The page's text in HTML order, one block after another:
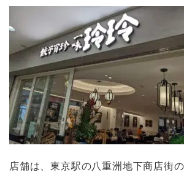
店舗は、東京駅の八重洲地下商店街